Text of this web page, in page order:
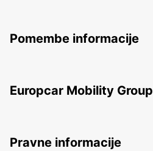
Pomembe informacije
Europcar Mobility Group
Pravne informacije